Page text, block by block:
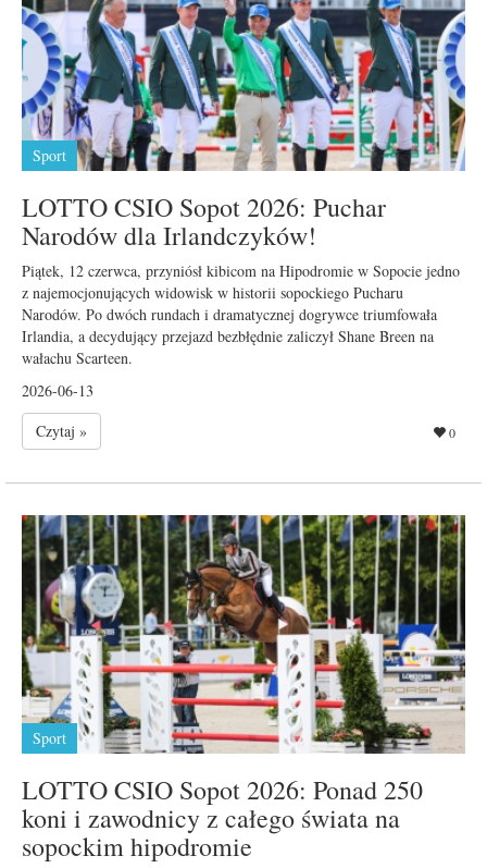
Sport
LOTTO CSIO Sopot 2026: Puchar
Narodów dla Irlandczyków!
Piątek, 12 czerwca, przyniósł kibicom na Hipodromie w Sopocie jedno
z najemocjonujących widowisk w historii sopockiego Pucharu
Narodów. Po dwóch rundach i dramatycznej dogrywce triumfowała
Irlandia, a decydujący przejazd bezbłędnie zaliczył Shane Breen na
wałachu Scarteen.
2026-06-13
Czytaj »
0
Sport
LOTTO CSIO Sopot 2026: Ponad 250
koni i zawodnicy z całego świata na
sopockim hipodromie